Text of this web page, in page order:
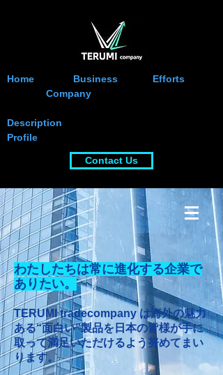
Contact Us
Home Business Efforts
Company
Description
Profile
わたしたちは常に進化する企業で
ありたい。
TERUMI tradecompany は海外の魅力
ある“面白い”製品を日本の皆様が手に
取って満足いただけるよう努めてまい
ります。